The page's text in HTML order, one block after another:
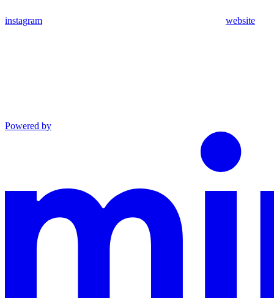
instagram website
Powered by